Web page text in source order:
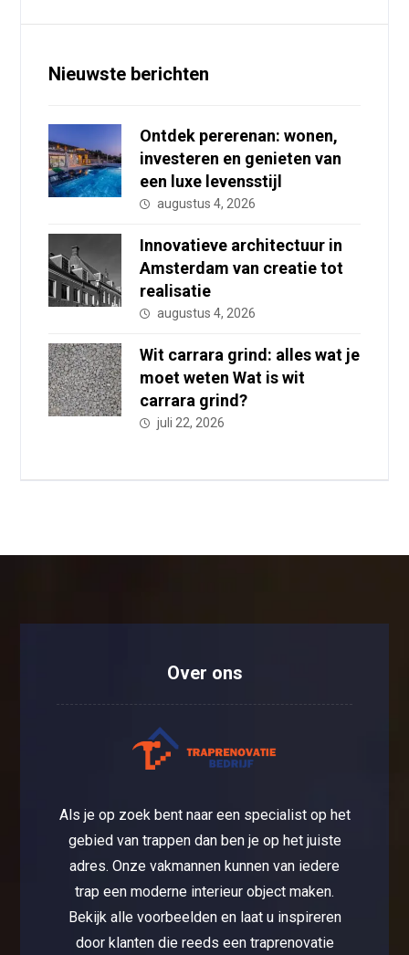
Nieuwste berichten
Ontdek pererenan: wonen,
investeren en genieten van
een luxe levensstijl
augustus 4, 2026
Innovatieve architectuur in
Amsterdam van creatie tot
realisatie
augustus 4, 2026
Wit carrara grind: alles wat je
moet weten Wat is wit
carrara grind?
juli 22, 2026
Over ons
Als je op zoek bent naar een specialist op het
gebied van trappen dan ben je op het juiste
adres. Onze vakmannen kunnen van iedere
trap een moderne interieur object maken.
Bekijk alle voorbeelden en laat u inspireren
door klanten die reeds een traprenovatie